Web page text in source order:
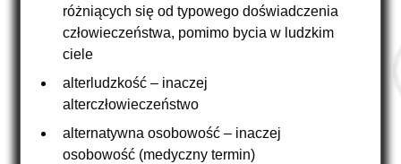
różniących się od typowego doświadczenia
człowieczeństwa, pomimo bycia w ludzkim
ciele
alterludzkość – inaczej
alterczłowieczeństwo
alternatywna osobowość – inaczej
osobowość (medyczny termin)